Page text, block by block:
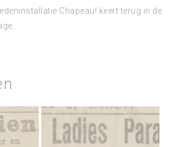
Chapeau! keert terug in de